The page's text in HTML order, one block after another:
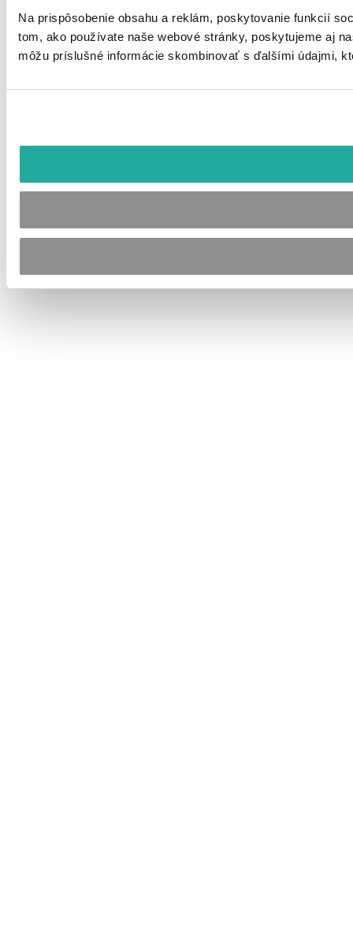
Na prispôsobenie obsahu a reklám, poskytovanie funkcií
tom, ako používate naše webové stránky, poskytujeme aj
môžu príslušné informácie skombinovať s ďalšími údajmi,